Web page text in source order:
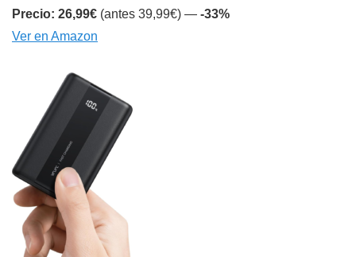
Precio: 26,99€ (antes 39,99€) — -33%
Ver en Amazon